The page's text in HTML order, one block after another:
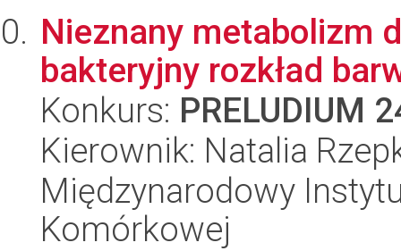
Nieznany metabolizm
bakteryjny rozkład
Konkurs: PRELUDIUM
Kierownik: Natalia
Międzynarodowy
Komórkowej